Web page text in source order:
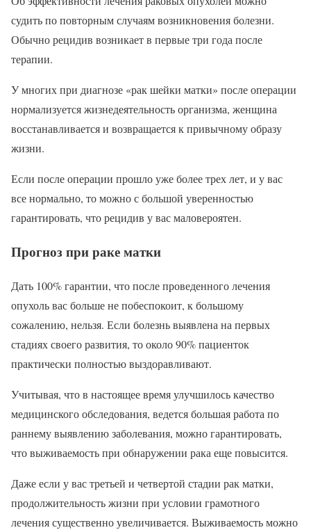
судить по повторным случаям возникновения болезни.
Обычно рецидив возникает в первые три года после
терапии.
У многих при диагнозе «рак шейки матки» после операции
нормализуется жизнедеятельность организма, женщина
восстанавливается и возвращается к привычному образу
жизни.
Если после операции прошло уже более трех лет, и у вас
все нормально, то можно с большой уверенностью
гарантировать, что рецидив у вас маловероятен.
Прогноз при раке матки
Дать 100% гарантии, что после проведенного лечения
опухоль вас больше не побеспокоит, к большому
сожалению, нельзя. Если болезнь выявлена на первых
стадиях своего развития, то около 90% пациенток
практически полностью выздоравливают.
Учитывая, что в настоящее время улучшилось качество
медицинского обследования, ведется большая работа по
раннему выявлению заболевания, можно гарантировать,
что выживаемость при обнаружении рака еще повысится.
Даже если у вас третьей и четвертой стадии рак матки,
продолжительность жизни при условии грамотного
лечения существенно увеличивается. Выживаемость можно